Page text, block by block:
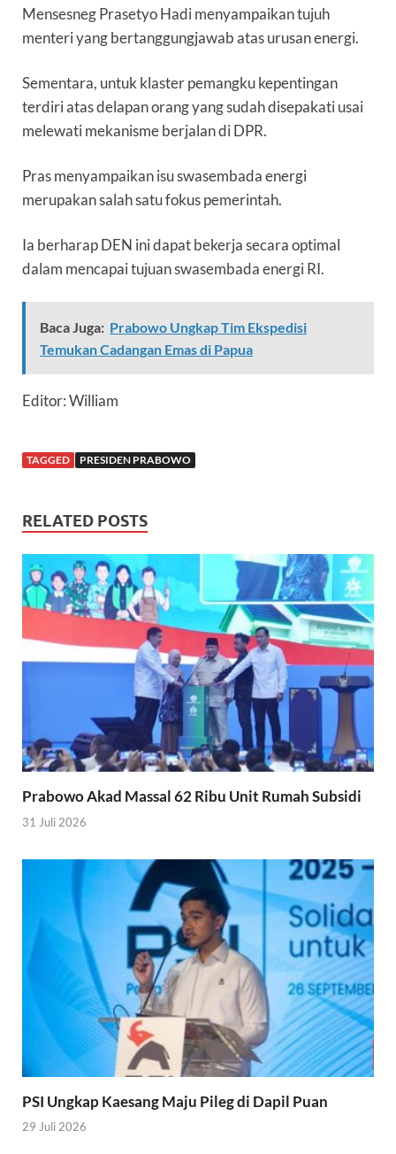
Mensesneg Prasetyo Hadi menyampaikan tujuh
menteri yang bertanggungjawab atas urusan energi.
Sementara, untuk klaster pemangku kepentingan
terdiri atas delapan orang yang sudah disepakati usai
melewati mekanisme berjalan di DPR.
Pras menyampaikan isu swasembada energi
merupakan salah satu fokus pemerintah.
Ia berharap DEN ini dapat bekerja secara optimal
dalam mencapai tujuan swasembada energi RI.
Baca Juga: Prabowo Ungkap Tim Ekspedisi
Temukan Cadangan Emas di Papua
Editor: William
TAGGED PRESIDEN PRABOWO
RELATED POSTS
Prabowo Akad Massal 62 Ribu Unit Rumah Subsidi
31 Juli 2026
PSI Ungkap Kaesang Maju Pileg di Dapil Puan
29 Juli 2026